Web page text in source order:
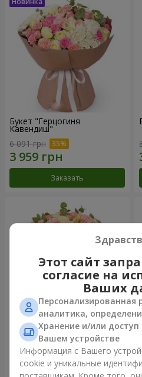
Букет "Герцогиня
Кавендиш"
6 091 грн
Заказать
Букет "Nude Perfume"
3 128 грн
Этот сайт
согласие на
Ваших
Персонализированная
аналитика,
Хранение и/или
Вашем устройстве
Информация с Вашего
cookie и уникальные